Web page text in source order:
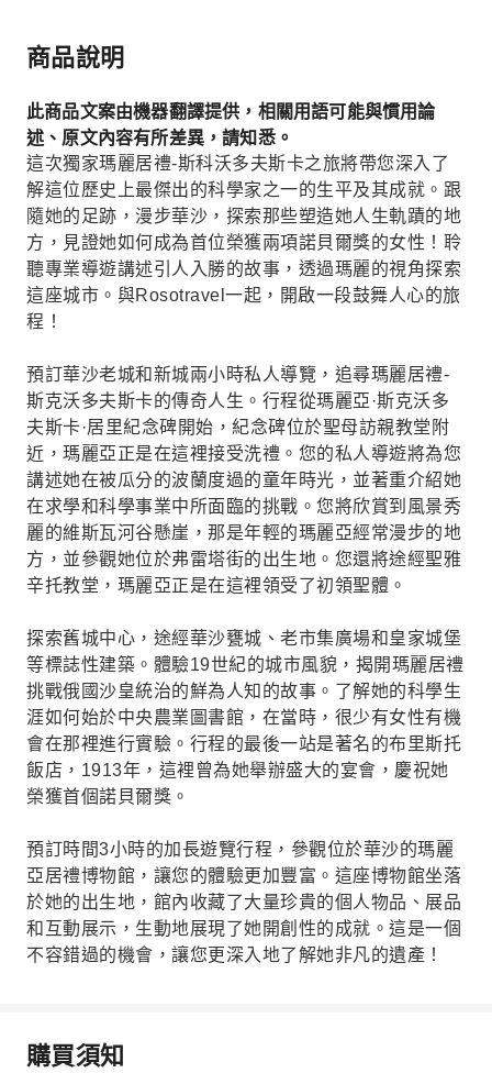
商品說明
此商品文案由機器翻譯提供，相關用語可能與慣用論
述、原文內容有所差異，請知悉。
這次獨家瑪麗居禮-斯科沃多夫斯卡之旅將帶您深入了
解這位歷史上最傑出的科學家之一的生平及其成就。跟
隨她的足跡，漫步華沙，探索那些塑造她人生軌蹟的地
方，見證她如何成為首位榮獲兩項諾貝爾獎的女性！聆
聽專業導遊講述引人入勝的故事，透過瑪麗的視角探索
這座城市。與Rosotravel一起，開啟一段鼓舞人心的旅
程！
預訂華沙老城和新城兩小時私人導覽，追尋瑪麗居禮-
斯克沃多夫斯卡的傳奇人生。行程從瑪麗亞·斯克沃多
夫斯卡·居里紀念碑開始，紀念碑位於聖母訪親教堂附
近，瑪麗亞正是在這裡接受洗禮。您的私人導遊將為您
講述她在被瓜分的波蘭度過的童年時光，並著重介紹她
在求學和科學事業中所面臨的挑戰。您將欣賞到風景秀
麗的維斯瓦河谷懸崖，那是年輕的瑪麗亞經常漫步的地
方，並參觀她位於弗雷塔街的出生地。您還將途經聖雅
辛托教堂，瑪麗亞正是在這裡領受了初領聖體。
探索舊城中心，途經華沙甕城、老市集廣場和皇家城堡
等標誌性建築。體驗19世紀的城市風貌，揭開瑪麗居禮
挑戰俄國沙皇統治的鮮為人知的故事。了解她的科學生
涯如何始於中央農業圖書館，在當時，很少有女性有機
會在那裡進行實驗。行程的最後一站是著名的布里斯托
飯店，1913年，這裡曾為她舉辦盛大的宴會，慶祝她
榮獲首個諾貝爾獎。
預訂時間3小時的加長遊覽行程，參觀位於華沙的瑪麗
亞居禮博物館，讓您的體驗更加豐富。這座博物館坐落
於她的出生地，館內收藏了大量珍貴的個人物品、展品
和互動展示，生動地展現了她開創性的成就。這是一個
不容錯過的機會，讓您更深入地了解她非凡的遺產！
購買須知